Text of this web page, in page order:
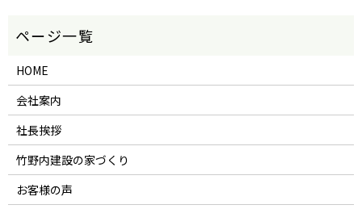
HOME
会社案内
社長挨拶
竹野内建設の家づくり
お客様の声